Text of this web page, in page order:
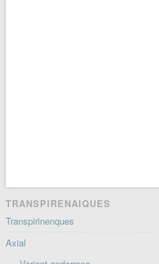
TRANSPIRENAIQUES
Transpirinenques
Axial